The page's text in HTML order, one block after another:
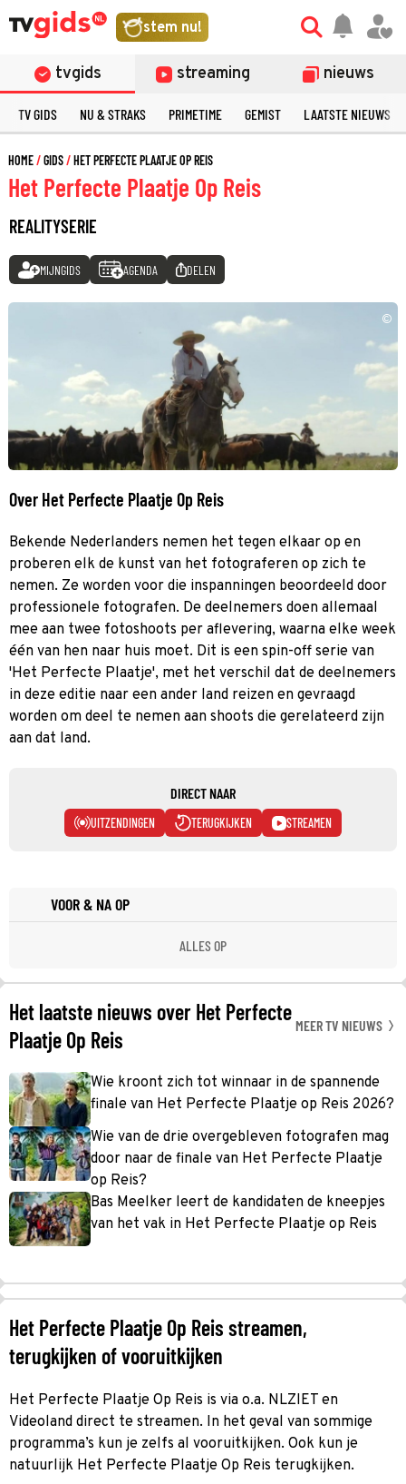
stem nu!
tvgids streaming nieuws
TV GIDS NU & STRAKS PRIMETIME GEMIST LAATSTE NIEUWS
HOME GIDS HET PERFECTE PLAATJE OP REIS
Het Perfecte Plaatje Op Reis
REALITYSERIE
MIJNGIDS AGENDA DELEN
©
Over Het Perfecte Plaatje Op Reis
Bekende Nederlanders nemen het tegen elkaar op en
proberen elk de kunst van het fotograferen op zich te
nemen. Ze worden voor die inspanningen beoordeeld door
professionele fotografen. De deelnemers doen allemaal
mee aan twee fotoshoots per aflevering, waarna elke week
één van hen naar huis moet. Dit is een spin-off serie van
'Het Perfecte Plaatje', met het verschil dat de deelnemers
in deze editie naar een ander land reizen en gevraagd
worden om deel te nemen aan shoots die gerelateerd zijn
aan dat land.
DIRECT NAAR
UITZENDINGEN TERUGKIJKEN STREAMEN
VOOR & NA OP
ALLES OP
Het laatste nieuws over Het Perfecte
Plaatje Op Reis
MEER TV NIEUWS
Wie kroont zich tot winnaar in de spannende
finale van Het Perfecte Plaatje op Reis 2026?
Wie van de drie overgebleven fotografen mag
door naar de finale van Het Perfecte Plaatje
op Reis?
Bas Meelker leert de kandidaten de kneepjes
van het vak in Het Perfecte Plaatje op Reis
Het Perfecte Plaatje Op Reis streamen,
terugkijken of vooruitkijken
Het Perfecte Plaatje Op Reis is via o.a. NLZIET en
Videoland direct te streamen. In het geval van sommige
programma’s kun je zelfs al vooruitkijken. Ook kun je
natuurlijk Het Perfecte Plaatje Op Reis terugkijken.